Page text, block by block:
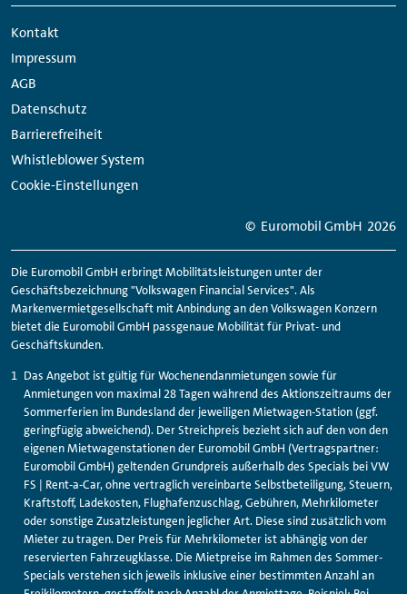
Kontakt
Impressum
AGB
Datenschutz
Barrierefreiheit
Whistleblower System
Cookie-Einstellungen
Network
Links
© Euromobil GmbH 2026
Die Euromobil GmbH erbringt Mobilitätsleistungen unter der
Geschäftsbezeichnung "Volkswagen Financial Services". Als
Markenvermietgesellschaft mit Anbindung an den Volkswagen Konzern
bietet die Euromobil GmbH passgenaue Mobilität für Privat- und
Geschäftskunden.
Das Angebot ist gültig für Wochenendanmietungen sowie für
Anmietungen von maximal 28 Tagen während des Aktionszeitraums der
Sommerferien im Bundesland der jeweiligen Mietwagen-Station (ggf.
geringfügig abweichend). Der Streichpreis bezieht sich auf den von den
eigenen Mietwagenstationen der Euromobil GmbH (Vertragspartner:
Euromobil GmbH) geltenden Grundpreis außerhalb des Specials bei VW
FS | Rent-a-Car, ohne vertraglich vereinbarte Selbstbeteiligung, Steuern,
Kraftstoff, Ladekosten, Flughafenzuschlag, Gebühren, Mehrkilometer
oder sonstige Zusatzleistungen jeglicher Art. Diese sind zusätzlich vom
Mieter zu tragen. Der Preis für Mehrkilometer ist abhängig von der
reservierten Fahrzeugklasse. Die Mietpreise im Rahmen des Sommer-
Specials verstehen sich jeweils inklusive einer bestimmten Anzahl an